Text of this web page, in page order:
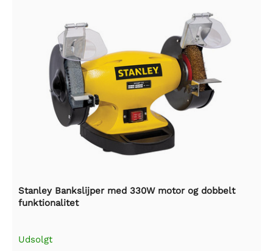
Stanley Bankslijper med 330W motor og dobbelt
funktionalitet
Udsolgt